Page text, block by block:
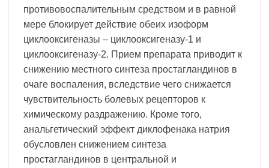
противовоспалительным средством и в равной
мере блокирует действие обеих изоформ
циклооксигеназы – циклооксигеназу-1 и
циклооксигеназу-2. Прием препарата приводит к
снижению местного синтеза простагландинов в
очаге воспаления, вследствие чего снижается
чувствительность болевых рецепторов к
химическому раздражению. Кроме того,
анальгетический эффект диклофенака натрия
обусловлен снижением синтеза
простагландинов в центральной и